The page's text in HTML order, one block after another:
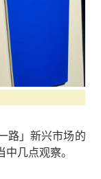
路」新兴市场的
几点观察。